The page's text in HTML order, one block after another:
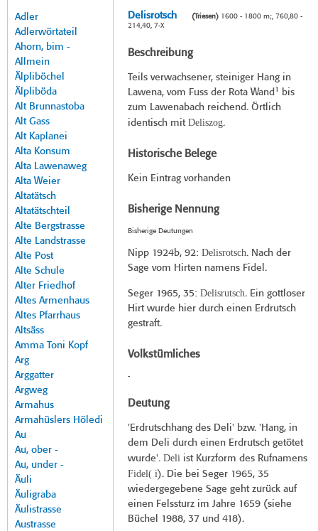
Adler
Adlerwörtateil
Ahorn, bim -
Allmein
Älpliböchel
Älpliböda
Alt Brunnastoba
Alt Gass
Alt Kaplanei
Alta Konsum
Alta Lawenaweg
Alta Weier
Altatätsch
Altatätschteil
Alte Bergstrasse
Alte Landstrasse
Alte Post
Alte Schule
Alter Friedhof
Altes Armenhaus
Altes Pfarrhaus
Altsäss
Amma Toni Kopf
Arg
Arggatter
Argweg
Armahus
Armahüslers Höledi
Au
Au, ober -
Au, under -
Äuli
Äuligraba
Äulistrasse
Austrasse
Delisrotsch (Triesen)1600 - 1800 m;, 760,80 -
214,40, 7-X
Beschreibung
Teils verwachsener, steiniger Hang in
Lawena, vom Fuss der Rota Wand1
bis
zum Lawenabach reichend. Örtlich
identisch mit Deliszog.
Historische Belege
Kein Eintrag vorhanden
Bisherige Nennung
Bisherige Deutungen
Nipp 1924b, 92: Delisrotsch. Nach der
Sage vom Hirten namens Fidel.
Seger 1965, 35: Delisrutsch. Ein gottloser
Hirt wurde hier durch einen Erdrutsch
gestraft.
Volkstümliches
-
Deutung
'Erdrutschhang des Deli' bzw. 'Hang, in
dem Deli durch einen Erdrutsch getötet
wurde'. Deliist Kurzform des Rufnamens
Fidel( i). Die bei Seger 1965, 35
wiedergegebene Sage geht zurück auf
einen Felssturz im Jahre 1659 (siehe
Büchel 1988, 37 und 418).